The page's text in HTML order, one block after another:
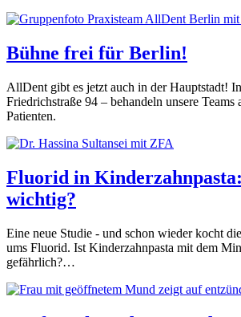
Bühne frei für Berlin!
AllDent gibt es jetzt auch in der Hauptstadt!
Friedrichstraße 94 – behandeln unsere Teams
Patienten.
Fluorid in
wichtig?
Eine neue Studie - und schon wieder kocht
ums Fluorid. Ist Kinderzahnpasta mit dem
gefährlich?…